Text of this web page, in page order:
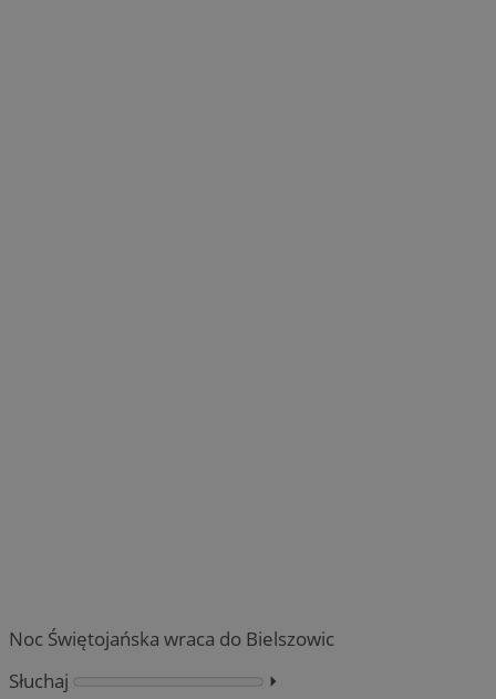
Noc Świętojańska wraca do Bielszowic
Słuchaj
⏵︎